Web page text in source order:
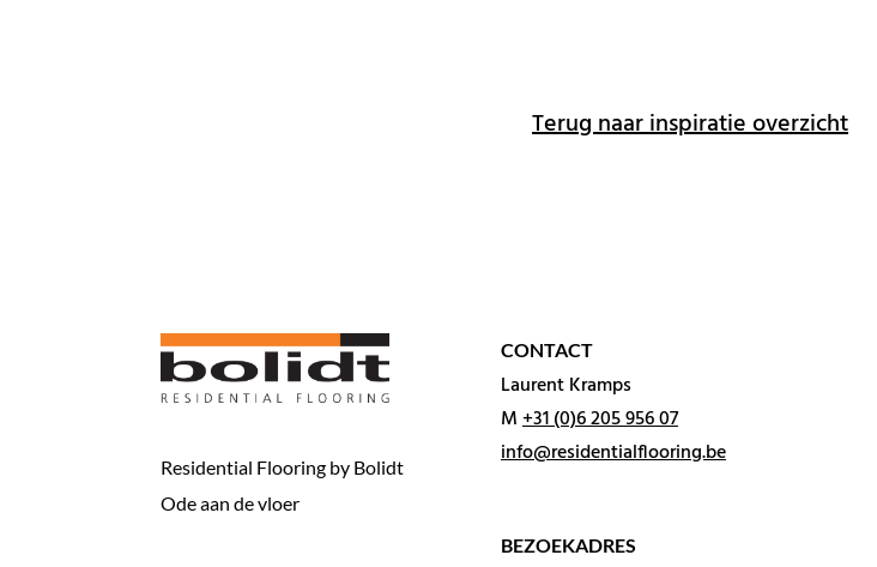
Terug naar inspiratie overzicht
Residential Flooring by Bolidt
Ode aan de vloer
CONTACT
Laurent Kramps
M+31 (0)6 205 956 07
info@residentialflooring.be
BEZOEKADRES